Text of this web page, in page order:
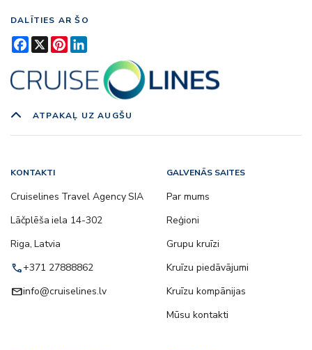
DALĪTIES AR ŠO
Facebook
X Pinterest
ATPAKAĻ UZ AUGŠU
KONTAKTI
Cruiselines Travel Agency SIA
Lāčplēša iela 14-302
Riga, Latvia
call+371 27888862
emailinfo@cruiselines.lv
GALVENĀS SAITES
Par mums
Reģioni
Grupu kruīzi
Kruīzu piedāvājumi
Kruīzu kompānijas
Mūsu kontakti